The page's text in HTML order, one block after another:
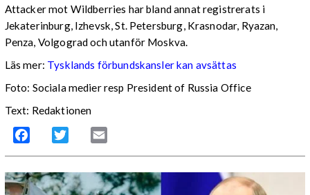
Attacker mot Wildberries har bland annat registrerats i
Jekaterinburg, Izhevsk, St. Petersburg, Krasnodar, Ryazan,
Penza, Volgograd och utanför Moskva.
Läs mer: Tysklands förbundskansler kan avsättas
Foto: Sociala medier resp President of Russia Office
Text: Redaktionen
Facebook Twitter